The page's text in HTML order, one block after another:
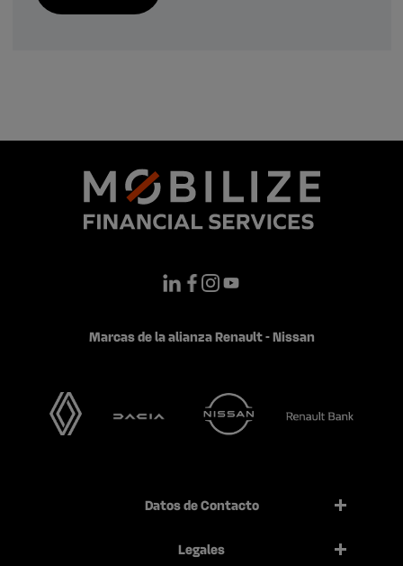
Marcas de la alianza Renault - Nissan
Datos de Contacto
Legales